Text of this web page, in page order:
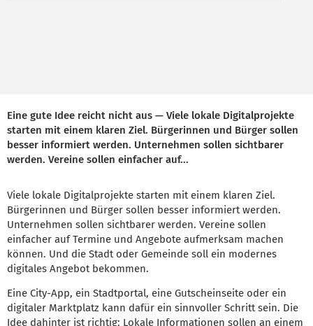
Eine gute Idee reicht nicht aus — Viele lokale Digitalprojekte
starten mit einem klaren Ziel. Bürgerinnen und Bürger sollen
besser informiert werden. Unternehmen sollen sichtbarer
werden. Vereine sollen einfacher auf...
Viele lokale Digitalprojekte starten mit einem klaren Ziel.
Bürgerinnen und Bürger sollen besser informiert werden.
Unternehmen sollen sichtbarer werden. Vereine sollen
einfacher auf Termine und Angebote aufmerksam machen
können. Und die Stadt oder Gemeinde soll ein modernes
digitales Angebot bekommen.
Eine City-App, ein Stadtportal, eine Gutscheinseite oder ein
digitaler Marktplatz kann dafür ein sinnvoller Schritt sein. Die
Idee dahinter ist richtig: Lokale Informationen sollen an einem